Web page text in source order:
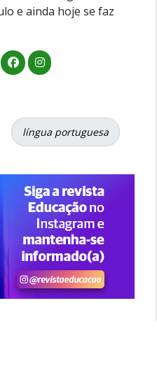
e ainda hoje se faz
língua portuguesa